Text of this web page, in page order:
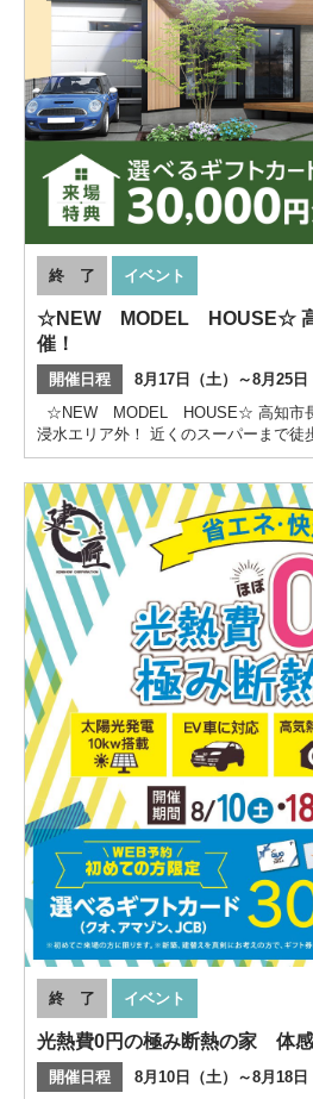
終 了 イベント
☆NEW MODEL HOUSE☆ 高
催！
開催日程
8月17日（土）～8月25日
☆NEW MODEL HOUSE☆ 高知市
浸水エリア外！ 近くのスーパーまで
終 了 イベント
光熱費0円の極み断熱の家 体
開催日程
8月10日（土）～8月18日